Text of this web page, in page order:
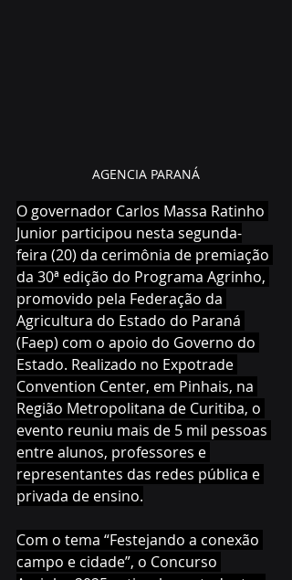
AGENCIA PARANÁ
O governador Carlos Massa Ratinho
Junior participou nesta segunda-
feira (20) da cerimônia de premiação
da 30ª edição do Programa Agrinho,
promovido pela Federação da
Agricultura do Estado do Paraná
(Faep) com o apoio do Governo do
Estado. Realizado no Expotrade
Convention Center, em Pinhais, na
Região Metropolitana de Curitiba, o
evento reuniu mais de 5 mil pessoas
entre alunos, professores e
representantes das redes pública e
privada de ensino.
Com o tema “Festejando a conexão
campo e cidade”, o Concurso